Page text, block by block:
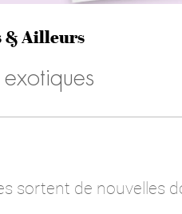
& Ailleurs
exotiques
sortent de nouvelles